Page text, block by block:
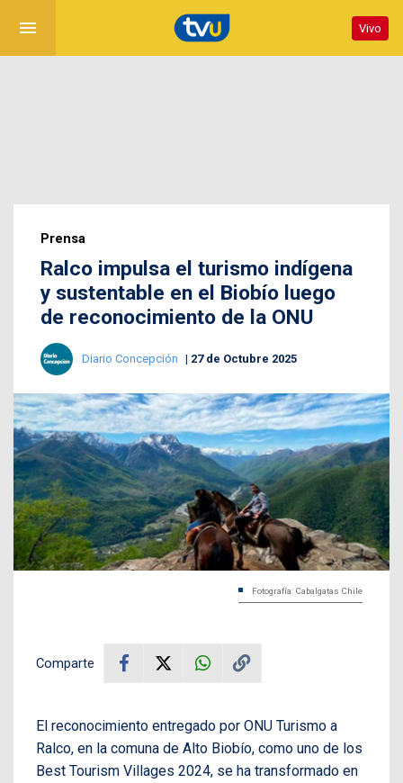
menu Vivo
Prensa
Ralco impulsa el turismo indígena
y sustentable en el Biobío luego
de reconocimiento de la ONU
Diario Concepción 27 de Octubre 2025
Fotografía: Cabalgatas Chile
Comparte
El reconocimiento entregado por ONU Turismo a
Ralco, en la comuna de Alto Biobío, como uno de los
Best Tourism Villages 2024, se ha transformado en